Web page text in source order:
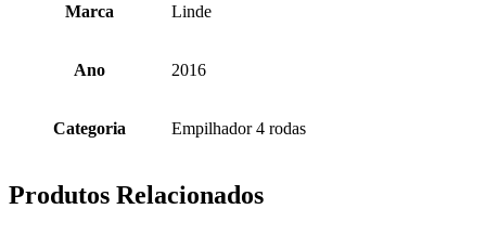
Marca Linde
Ano 2016
Categoria Empilhador 4 rodas
Produtos Relacionados